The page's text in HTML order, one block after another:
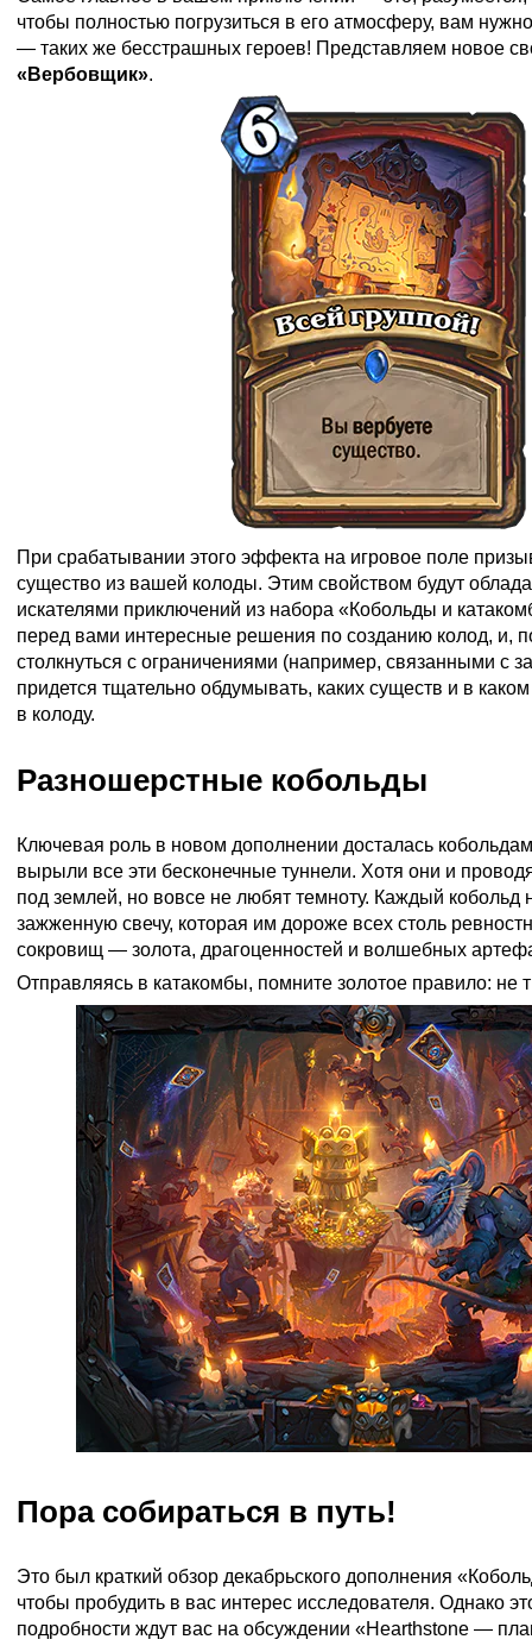
чтобы полностью погрузиться в его атмосферу, вам
— таких же бесстрашных героев! Представляем новое
«Вербовщик».
При срабатывании этого эффекта на игровое поле
существо из вашей колоды. Этим свойством будут
искателями приключений из набора «Кобольды и
перед вами интересные решения по созданию колод, и,
столкнуться с ограничениями (например, связанными с
придется тщательно обдумывать, каких существ и в
в колоду.
Разношерстные кобольды
Ключевая роль в новом дополнении досталась
вырыли все эти бесконечные туннели. Хотя они и
под землей, но вовсе не любят темноту. Каждый кобольд
зажженную свечу, которая им дороже всех столь
сокровищ — золота, драгоценностей и волшебных
Отправляясь в катакомбы, помните золотое правило: не
Пора собираться в путь!
Это был краткий обзор декабрьского дополнения
чтобы пробудить в вас интерес исследователя. Однако
подробности ждут вас на обсуждении «Hearthstone —